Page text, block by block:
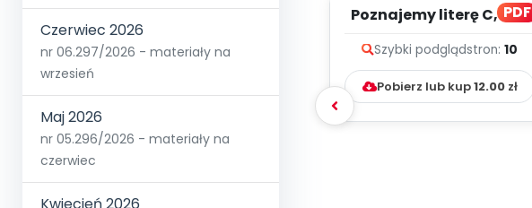
Czerwiec 2026
nr 06.297/2026 - materiały na
wrzesień
Maj 2026
nr 05.296/2026 - materiały na
czerwiec
PDF
Poznajemy literę C, cz. 1
Szybki podglądstron: 10
Pobierz lub kup12.00zł